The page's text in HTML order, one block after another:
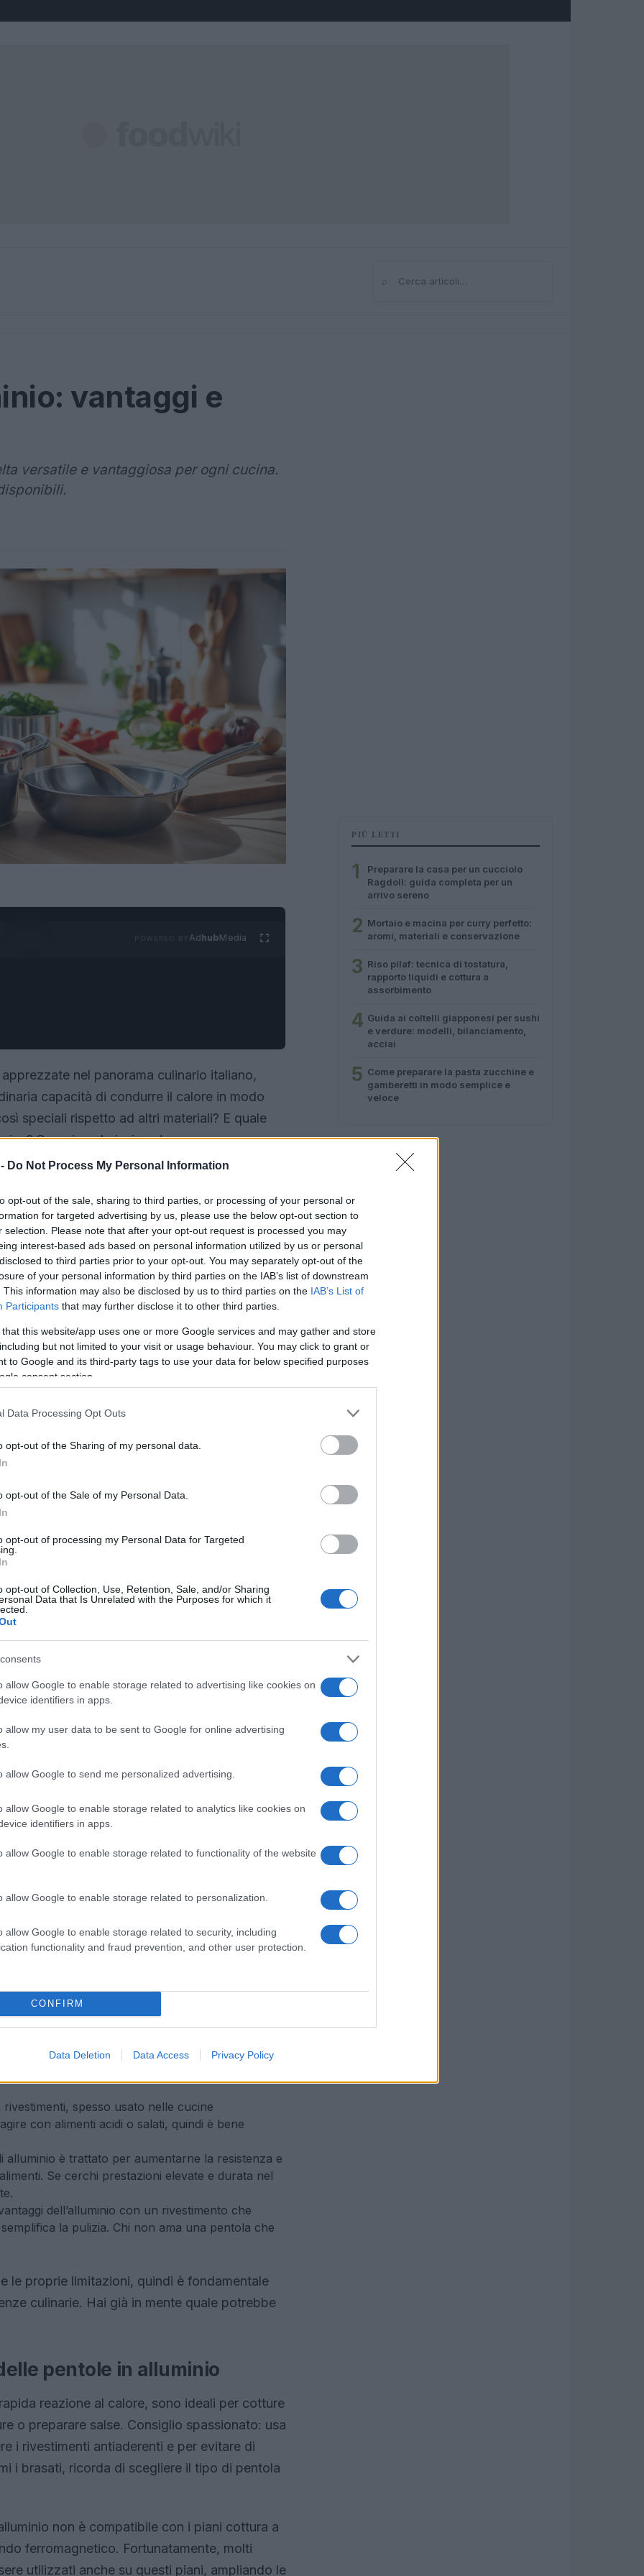
Do Not Process My Personal Information
opt-out of the sale, sharing to third parties, or processing of your personal or
for targeted advertising by us, please use the below opt-out section to
selection. Please note that after your opt-out request is processed you may
interest-based ads based on personal information utilized by us or personal
to third parties prior to your opt-out. You may separately opt-out of the
of your personal information by third parties on the IAB’s list of downstream
This information may also be disclosed by us to third parties on the IAB’s List of
Participants that may further disclose it to other third parties.
that this website/app uses one or more Google services and may gather and store
but not limited to your visit or usage behaviour. You may click to grant or
to Google and its third-party tags to use your data for below specified purposes
consent section.
Data Processing Opt Outs
opt-out of the Sharing of my personal data.
opt-out of the Sale of my Personal Data.
opt-out of processing my Personal Data for Targeted
opt-out of Collection, Use, Retention, Sale, and/or Sharing
Data that Is Unrelated with the Purposes for which it
allow Google to enable storage related to advertising like cookies on
identifiers in apps.
allow my user data to be sent to Google for online advertising
allow Google to send me personalized advertising.
allow Google to enable storage related to analytics like cookies on
identifiers in apps.
allow Google to enable storage related to functionality of the website
allow Google to enable storage related to personalization.
allow Google to enable storage related to security, including
functionality and fraud prevention, and other user protection.
CONFIRM
Data Deletion Data Access Privacy Policy
Cerca
vantaggi e
versatile e vantaggiosa per ogni cucina.
AdhubMedia
nel panorama culinario italiano,
capacità di condurre il calore in modo
speciali rispetto ad altri materiali? E quale
Scopriamolo insieme!
in alluminio
nelle cucine di tutto il mondo, e non è
termica è fino a 15 volte superiore a quella
si distribuisce velocemente e in modo
precise senza punti caldi. Chi non ha mai
in un angolo e rimane fredda in un altro?
a questi inconvenienti!
più economico rispetto ad altri
a tutti, non credi? Tuttavia, è
per garantirne una lunga vita. Curiosità: nel
è un vero e proprio alleato!
cruciale conoscere le diverse tipologie
quale può fare al caso tuo?
rivestimenti, spesso usato nelle cucine
con alimenti acidi o salati, quindi è bene
alluminio è trattato per aumentarne la resistenza e
Se cerchi prestazioni elevate e durata nel
dell’alluminio con un rivestimento che
la pulizia. Chi non ama una pentola che
le proprie limitazioni, quindi è fondamentale
culinarie. Hai già in mente quale potrebbe
pentole in alluminio
reazione al calore, sono ideali per cotture
o preparare salse. Consiglio spassionato: usa
i rivestimenti antiaderenti e per evitare di
i brasati, ricorda di scegliere il tipo di pentola
non è compatibile con i piani cottura a
ferromagnetico. Fortunatamente, molti
utilizzati anche su questi piani, ampliando le
PIÙ LETTI
1
Preparare la casa per un cucciolo
Ragdoll: guida completa per un
arrivo sereno
2 Mortaio e macina per curry perfetto:
aromi, materiali e conservazione
3 Riso pilaf: tecnica di tostatura,
rapporto liquidi e cottura a
assorbimento
4 Guida ai coltelli giapponesi per sushi
e verdure: modelli, bilanciamento,
acciai
5 Come preparare la pasta zucchine e
gamberetti in modo semplice e
veloce